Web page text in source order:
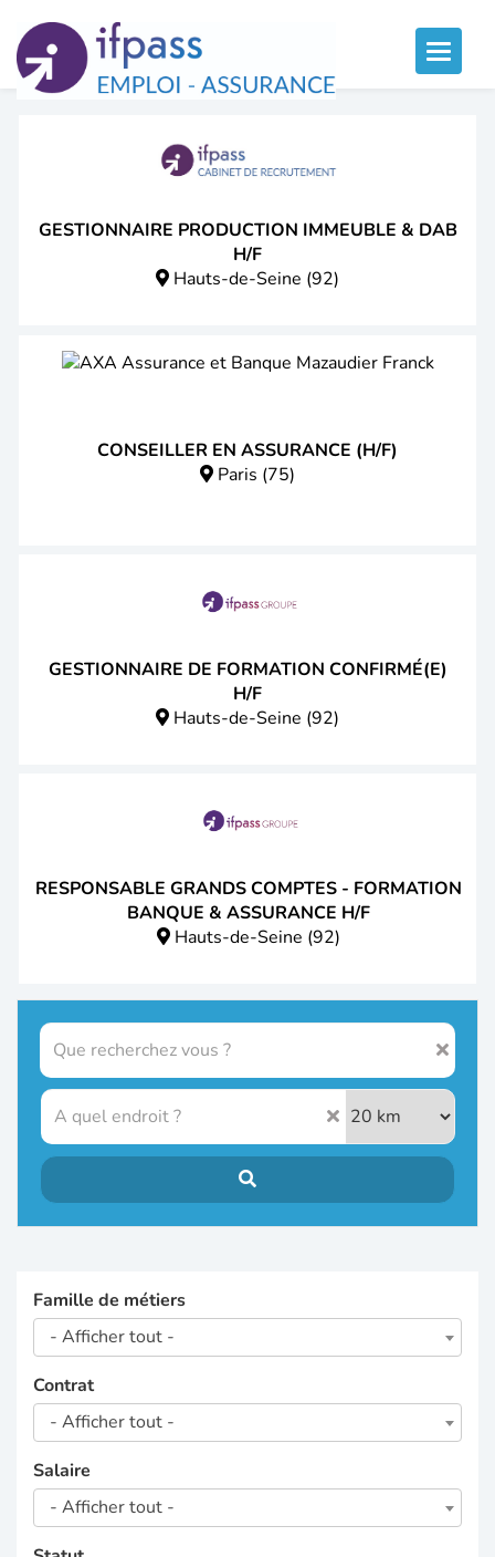
Toggle
GESTIONNAIRE PRODUCTION IMMEUBLE & DAB
H/F
Hauts-de-Seine (92)
CONSEILLER EN ASSURANCE (H/F)
Paris (75)
GESTIONNAIRE DE FORMATION CONFIRMÉ(E)
H/F
Hauts-de-Seine (92)
RESPONSABLE GRANDS COMPTES - FORMATION
BANQUE & ASSURANCE H/F
Hauts-de-Seine (92)
Famille de métiers
- Afficher tout -
Contrat
- Afficher tout -
Salaire
- Afficher tout -